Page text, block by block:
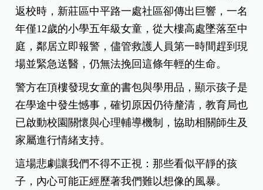
返校時，新莊區中平路一處社區卻傳出巨響，一名
年僅12歲的小學五年級女童，從大樓高處墜落至中
庭，鄰居立即報警，儘管救護人員第一時間趕到現
場並緊急送醫，仍無法挽回這條年輕的生命。
警方在頂樓發現女童的書包與學用品，顯示孩子是
在學途中發生憾事，確切原因仍待釐清，教育局也
已啟動校園關懷與心理輔導機制，協助相關師生及
家屬進行情緒支持。
這場悲劇讓我們不得不正視：那些看似平靜的孩
子，內心可能正經歷著我們難以想像的風暴。